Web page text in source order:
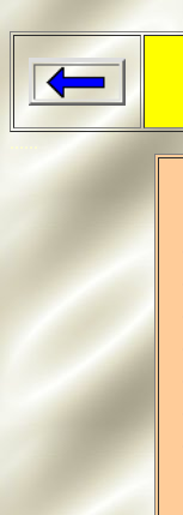
......